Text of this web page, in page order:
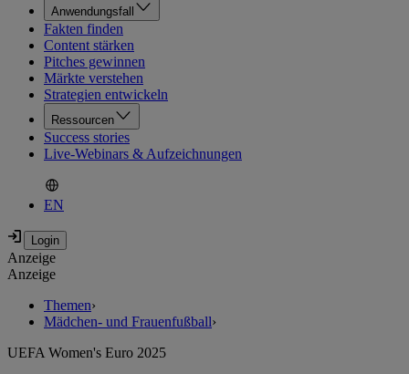
Anwendungsfall
Fakten finden
Content stärken
Pitches gewinnen
Märkte verstehen
Strategien entwickeln
Ressourcen
Success stories
Live-Webinars & Aufzeichnungen
EN
Anzeige
Anzeige
Themen›
Mädchen- und Frauenfußball›
UEFA Women's Euro 2025